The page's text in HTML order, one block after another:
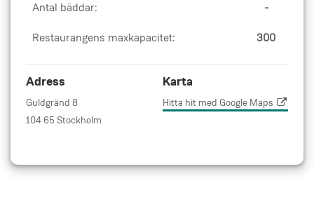
Antal bäddar: -
Restaurangens maxkapacitet: 300
Adress
Guldgränd 8
104 65 Stockholm
Karta
Hitta hit med Google Maps